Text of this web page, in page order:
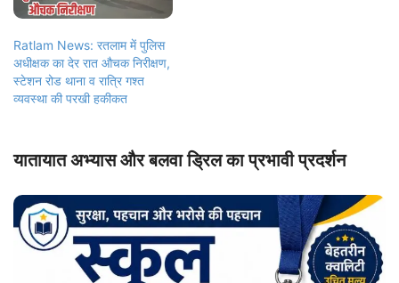
Ratlam News: रतलाम में पुलिस
अधीक्षक का देर रात औचक निरीक्षण,
स्टेशन रोड थाना व रात्रि गश्त
व्यवस्था की परखी हकीकत
यातायात अभ्यास और बलवा ड्रिल का प्रभावी प्रदर्शन